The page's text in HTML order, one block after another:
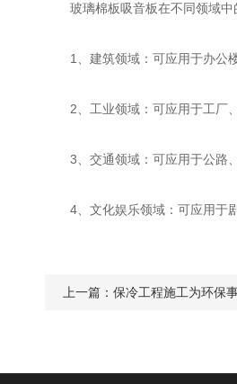
玻璃棉板吸音板在不同领域中
1、建筑领域：可应用于办公楼
2、工业领域：可应用于工厂、
3、交通领域：可应用于公路、
4、文化娱乐领域：可应用于剧
上一篇： 保冷工程施工为环保